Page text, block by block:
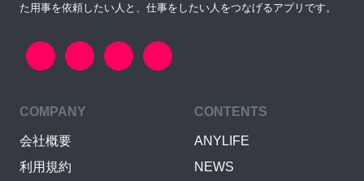
た用事を依頼したい人と、仕事をしたい人をつなげるアプリです。
COMPANY
会社概要
利用規約
CONTENTS
ANYLIFE
NEWS